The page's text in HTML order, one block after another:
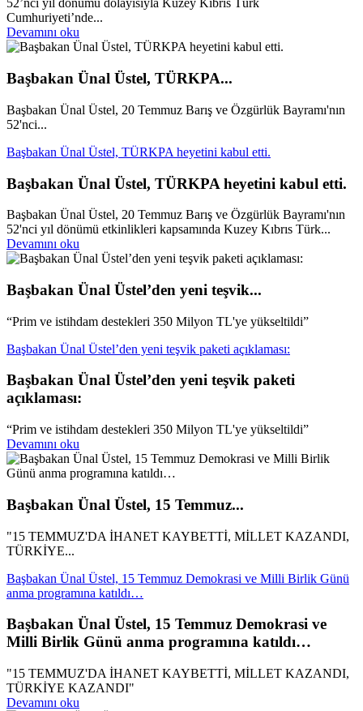
52’nci yıl dönümü dolayısıyla Kuzey Kıbrıs Türk
Cumhuriyeti’nde...
Devamını oku
Başbakan Ünal Üstel, TÜRKPA...
Başbakan Ünal Üstel, 20 Temmuz Barış ve Özgürlük Bayramı'nın
52'nci...
Başbakan Ünal Üstel, TÜRKPA heyetini kabul etti.
Başbakan Ünal Üstel, TÜRKPA heyetini kabul etti.
Başbakan Ünal Üstel, 20 Temmuz Barış ve Özgürlük Bayramı'nın
52'nci yıl dönümü etkinlikleri kapsamında Kuzey Kıbrıs Türk...
Devamını oku
Başbakan Ünal Üstel’den yeni teşvik...
“Prim ve istihdam destekleri 350 Milyon TL'ye yükseltildi”
Başbakan Ünal Üstel’den yeni teşvik paketi açıklaması:
Başbakan Ünal Üstel’den yeni teşvik paketi
açıklaması:
“Prim ve istihdam destekleri 350 Milyon TL'ye yükseltildi”
Devamını oku
Başbakan Ünal Üstel, 15 Temmuz...
"15 TEMMUZ'DA İHANET KAYBETTİ, MİLLET KAZANDI,
TÜRKİYE...
Başbakan Ünal Üstel, 15 Temmuz Demokrasi ve Milli Birlik Günü
anma programına katıldı…
Başbakan Ünal Üstel, 15 Temmuz Demokrasi ve
Milli Birlik Günü anma programına katıldı…
"15 TEMMUZ'DA İHANET KAYBETTİ, MİLLET KAZANDI,
TÜRKİYE KAZANDI"
Devamını oku